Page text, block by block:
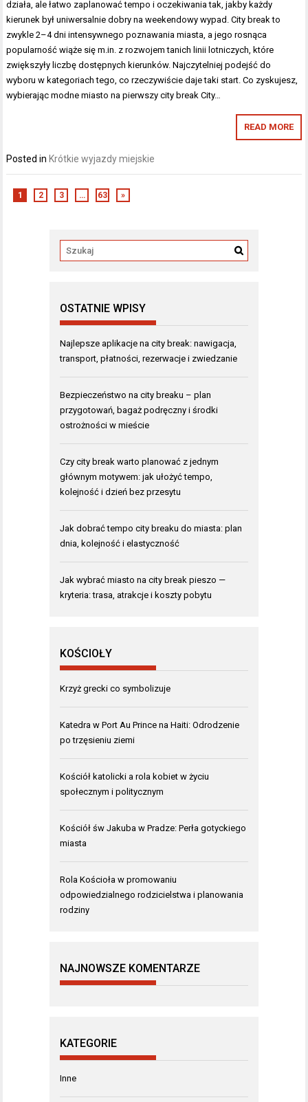
działa, ale łatwo zaplanować tempo i oczekiwania tak, jakby każdy
kierunek był uniwersalnie dobry na weekendowy wypad. City break to
zwykle 2–4 dni intensywnego poznawania miasta, a jego rosnąca
popularność wiąże się m.in. z rozwojem tanich linii lotniczych, które
zwiększyły liczbę dostępnych kierunków. Najczytelniej podejść do
wyboru w kategoriach tego, co rzeczywiście daje taki start. Co zyskujesz,
wybierając modne miasto na pierwszy city break City…
READ MORE
Posted in Krótkie wyjazdy miejskie
1 2 3 … 63 »
OSTATNIE WPISY
Najlepsze aplikacje na city break: nawigacja,
transport, płatności, rezerwacje i zwiedzanie
Bezpieczeństwo na city breaku – plan
przygotowań, bagaż podręczny i środki
ostrożności w mieście
Czy city break warto planować z jednym
głównym motywem: jak ułożyć tempo,
kolejność i dzień bez przesytu
Jak dobrać tempo city breaku do miasta: plan
dnia, kolejność i elastyczność
Jak wybrać miasto na city break pieszo —
kryteria: trasa, atrakcje i koszty pobytu
KOŚCIOŁY
Krzyż grecki co symbolizuje
Katedra w Port Au Prince na Haiti: Odrodzenie
po trzęsieniu ziemi
Kościół katolicki a rola kobiet w życiu
społecznym i politycznym
Kościół św Jakuba w Pradze: Perła gotyckiego
miasta
Rola Kościoła w promowaniu
odpowiedzialnego rodzicielstwa i planowania
rodziny
NAJNOWSZE KOMENTARZE
KATEGORIE
Inne